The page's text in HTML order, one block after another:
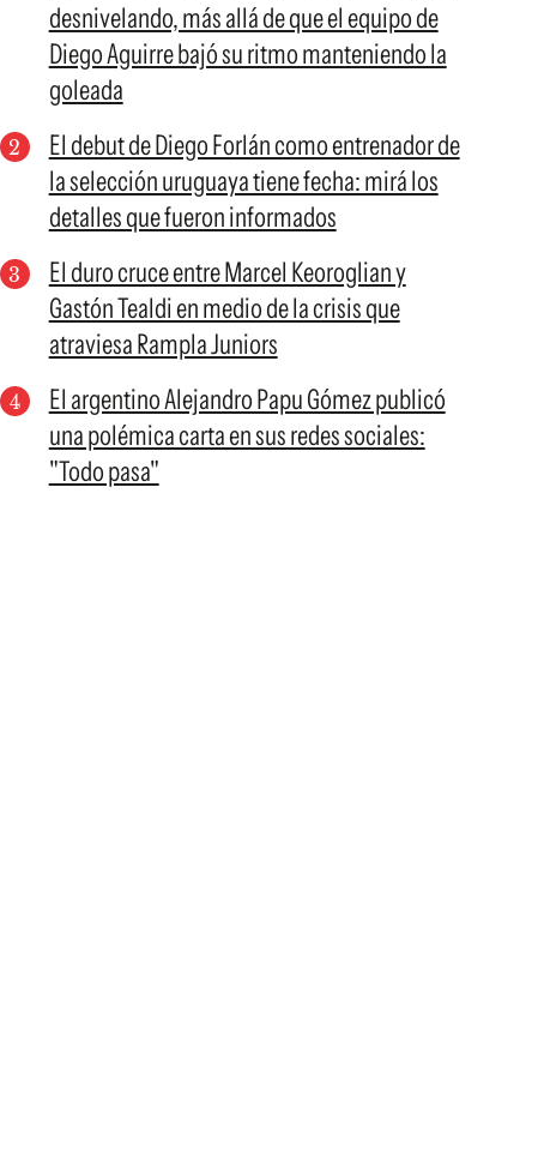
desnivelando, más allá de que el equipo de
Diego Aguirre bajó su ritmo manteniendo la
goleada
El debut de Diego Forlán como entrenador de
la selección uruguaya tiene fecha: mirá los
detalles que fueron informados
El duro cruce entre Marcel Keoroglian y
Gastón Tealdi en medio de la crisis que
atraviesa Rampla Juniors
El argentino Alejandro Papu Gómez publicó
una polémica carta en sus redes sociales:
"Todo pasa"